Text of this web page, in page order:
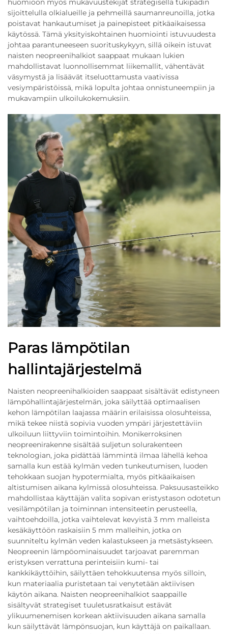
huomioon myös mukavuustekijät strategisella tukipadin
sijoittelulla olkialueille ja pehmeillä saumanreunoilla, jotka
poistavat hankautumiset ja painepisteet pitkäaikaisessa
käytössä. Tämä yksityiskohtainen huomiointi istuvuudesta
johtaa parantuneeseen suorituskykyyn, sillä oikein istuvat
naisten neopreenihalkiot saappaat mukaan lukien
mahdollistavat luonnollisemmat liikemallit, vähentävät
väsymystä ja lisäävät itseluottamusta vaativissa
vesiympäristöissä, mikä lopulta johtaa onnistuneempiin ja
mukavampiin ulkoilukokemuksiin.
Paras lämpötilan
hallintajärjestelmä
Naisten neopreenihalkioiden saappaat sisältävät edistyneen
lämpöhallintajärjestelmän, joka säilyttää optimaalisen
kehon lämpötilan laajassa määrin erilaisissa olosuhteissa,
mikä tekee niistä sopivia vuoden ympäri järjestettäviin
ulkoiluun liittyviin toimintoihin. Monikerroksinen
neopreenirakenne sisältää suljetun solurakenteen
teknologian, joka pidättää lämmintä ilmaa lähellä kehoa
samalla kun estää kylmän veden tunkeutumisen, luoden
tehokkaan suojan hypotermialta, myös pitkäaikaisen
altistumisen aikana kylmissä olosuhteissa. Paksuusasteikko
mahdollistaa käyttäjän valita sopivan eristystason odotetun
vesilämpötilan ja toiminnan intensiteetin perusteella,
vaihtoehdoilla, jotka vaihtelevat kevyistä 3 mm malleista
kesäkäyttöön raskaisiin 5 mm malleihin, jotka on
suunniteltu kylmän veden kalastukseen ja metsästykseen.
Neopreenin lämpöominaisuudet tarjoavat paremman
eristyksen verrattuna perinteisiin kumi- tai
kankkikäyttöihin, säilyttäen tehokkuutensa myös silloin,
kun materiaalia puristetaan tai venytetään aktiivisen
käytön aikana. Naisten neopreenihalkiot saappaille
sisältyvät strategiset tuuletusratkaisut estävät
ylikuumenemisen korkean aktiivisuuden aikana samalla
kun säilyttävät lämpönsuojan, kun käyttäjä on paikallaan.